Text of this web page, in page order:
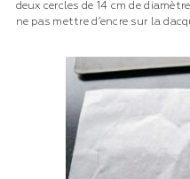
deux cercles de 14 cm de
ne pas mettre d’encre sur la